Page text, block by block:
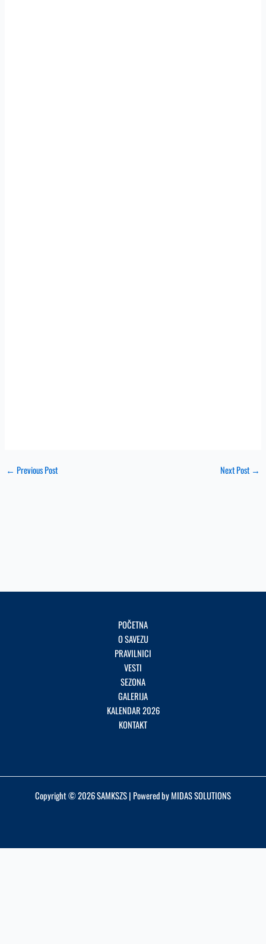
← Previous Post Next Post →
POČETNA
O SAVEZU
PRAVILNICI
VESTI
SEZONA
GALERIJA
KALENDAR 2026
KONTAKT
Copyright © 2026 SAMKSZS | Powered by MIDAS SOLUTIONS